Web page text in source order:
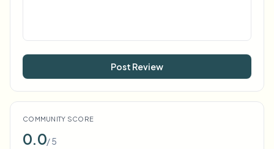
Post Review
COMMUNITY SCORE
0.0/ 5